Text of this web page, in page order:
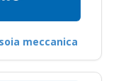
meccanica